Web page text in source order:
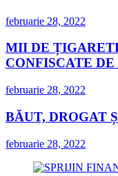
februarie 28, 2022
MII DE
CONFISCATE
februarie 28, 2022
BĂUT, DROGAT
februarie 28, 2022